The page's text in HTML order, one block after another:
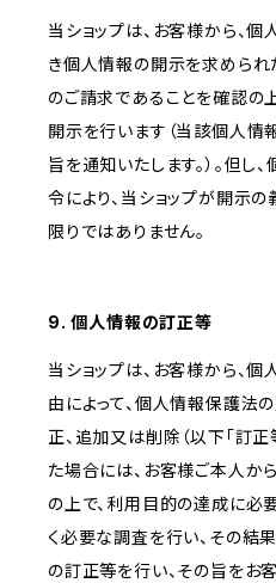
当ショップは、お客様から、
き個人情報の開示を求められ
のご請求であることを確認の
開示を行います（当該個人情
旨を通知いたします。）。但
令により、当ショップが開示
限りではありません。
9. 個人情報の訂正等
当ショップは、お客様から、
由によって、個人情報保護法
正、追加又は削除（以下「訂正
た場合には、お客様ご本人か
の上で、利用目的の達成に必
く必要な調査を行い、その結
の訂正等を行い、その旨をお